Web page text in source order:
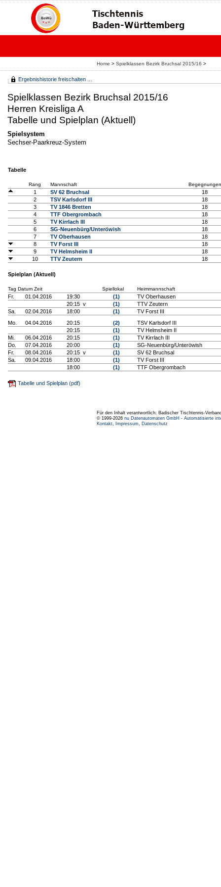
Home > Spielklassen Bezirk Bruchsal 2015/16 >
Ergebnishistorie freischalten ...
Spielklassen Bezirk Bruchsal 2015/16
Herren Kreisliga A
Tabelle und Spielplan (Aktuell)
Spielsystem
Sechser-Paarkreuz-System
Tabelle
Rang Mannschaft Begegnungen
1 SV 62 Bruchsal
18
2
TSV Karlsdorf III
18
3
TV 1846 Bretten
18
4
TTF Obergrombach
18
5
TV Kirrlach III
18
6
SG-Neuenbürg/Unteröwish
18
7
TV Oberhausen
18
8
TV Forst III
18
9
TV Helmsheim II
18
10
TTV Zeutern 18
Spielplan (Aktuell)
Tag Datum Zeit Spiellokal Heimmannschaft
Fr. 01.04.2016 19:30 (1)
TV Oberhausen
20:15 v
(1)
TTV Zeutern
Sa.
02.04.2016 18:00 (1)
TV Forst III
Mo.
04.04.2016 20:15 (2)
TSV Karlsdorf III
20:15
(1)
TV Helmsheim II
Mi.
06.04.2016 20:15 (1)
TV Kirrlach III
Do.
07.04.2016 20:00 (1)
SG-Neuenbürg/Unteröwish
Fr.
08.04.2016 20:15 v (1)
SV 62 Bruchsal
Sa.
09.04.2016 18:00 (1)
TV Forst III
18:00
(1) TTF Obergrombach
Tabelle und Spielplan (pdf)
Für den Inhalt verantwortlich: Badischer Tischtennis-
© 1999-2026 nu Datenautomaten GmbH - Automatisierte
Kontakt, Impressum, Datenschutz